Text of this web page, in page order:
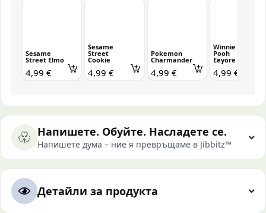
Sesame
Street Elmo
4,99 €
Sesame
Street
Cookie
4,99 €
Pokemon
Charmander
4,99 €
Winnie the
Pooh
Eeyore
4,99 €
Напишете. Обуйте. Насладете се.
Напишете дума – ние я превръщаме в Jibbitz™
Детайли за продукта